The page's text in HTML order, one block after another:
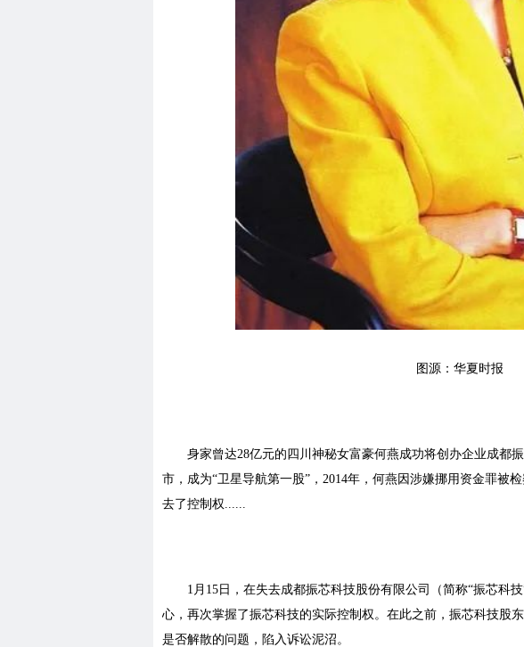
图源：华夏时报
身家曾达28亿元的四川神秘女富豪何燕成功将创办企业成都
市，成为“卫星导航第一股”，2014年，何燕因涉嫌挪用资金罪被
去了控制权......
1月15日，在失去成都振芯科技股份有限公司（简称“振芯科
心，再次掌握了振芯科技的实际控制权。在此之前，振芯科技股
是否解散的问题，陷入诉讼泥沼。